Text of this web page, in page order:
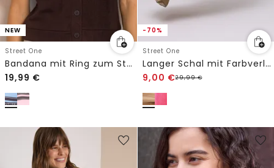
NEW
Street One
Bandana mit Ring zum Stylen
19,99 €
-70%
Street One
Langer Schal mit Farbverlauf
9,00 €29,99€